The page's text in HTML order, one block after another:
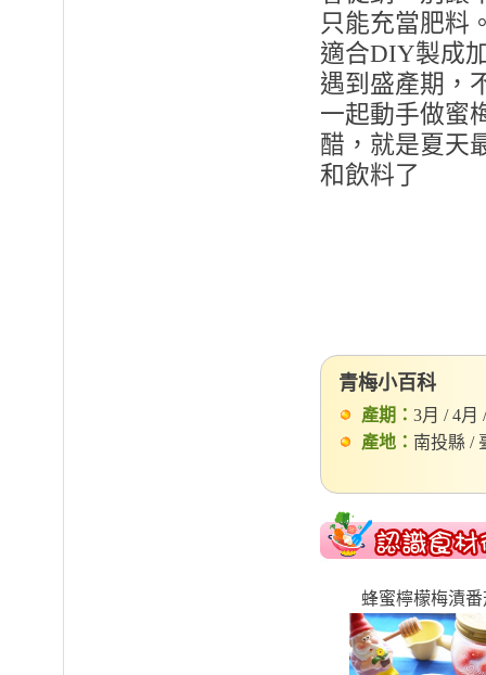
只能充當肥料
適合DIY製成
遇到盛產期，
一起動手做蜜
醋，就是夏天
和飲料了
青梅小百科
產期： 3月 / 4月
產地： 南投縣 /
蜂蜜檸檬梅漬番